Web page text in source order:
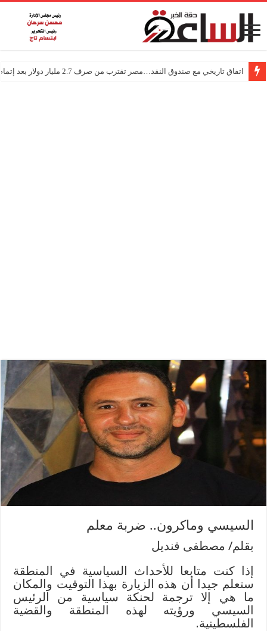
اتفاق تاريخي مع صندوق النقد…مصر تقترب من صرف 2.7 مليار دولار بعد إتمام المراجعتين
السيسي وماكرون.. ضربة معلم
بقلم/ مصطفى قنديل
إذا كنت متابعا للأحداث السياسية في المنطقة
ستعلم جيدا أن هذه الزيارة بهذا التوقيت والمكان
ما هي إلا ترجمة لحنكة سياسية من الرئيس
السيسي ورؤيته لهذه المنطقة والقضية
الفلسطينية.